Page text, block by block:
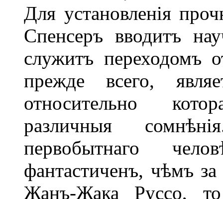
Для установленія
Спенсеръ вводитъ
служитъ переходомъ
прежде всего,
относительно
различныя
первобытнаго
фантастиченъ, чѣмъ
Жанъ-Жака Руссо,